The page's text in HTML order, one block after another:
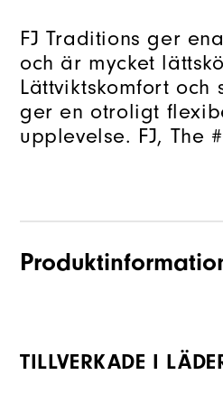
FJ Traditions ger
och är mycket
Lättviktskomfort och
ger en otroligt
upplevelse. FJ, The
TILLVERKADE I